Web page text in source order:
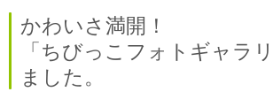
かわいさ満開！
「ちびっこフォトギャラ
ました。